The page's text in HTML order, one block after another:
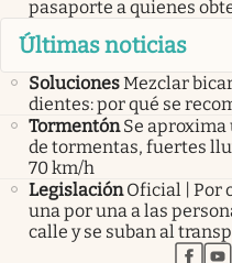
pasaporte a quienes
Últimas noticias
SolucionesMezclar
dientes: por qué se
Tormentón Se aproxima
de tormentas, fuertes
70 km/h
Legislación Oficial | Por
una por una a las
calle y se suban al